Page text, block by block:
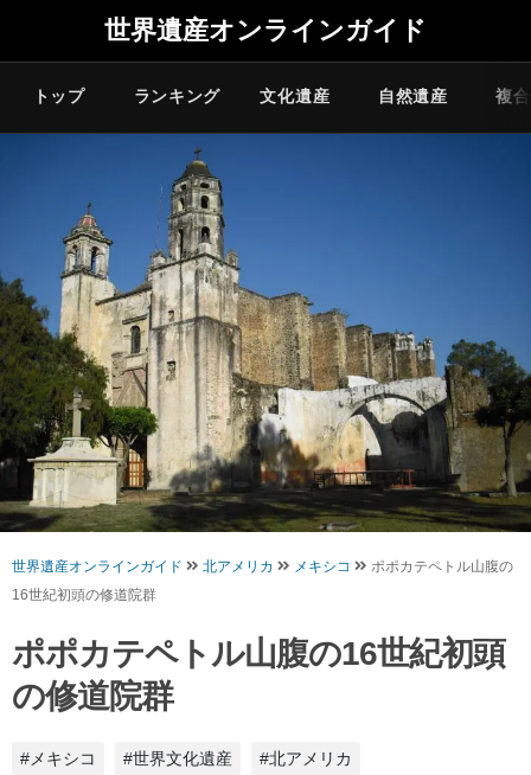
世界遺産オンラインガイド
トップ ランキング 文化遺産 自然遺産 複
世界遺産オンラインガイド 北アメリカ メキシコ
ポポカテペトル山腹の
16世紀初頭の修道院群
ポポカテペトル山腹の16世紀初頭
の修道院群
#メキシコ #世界文化遺産 #北アメリカ